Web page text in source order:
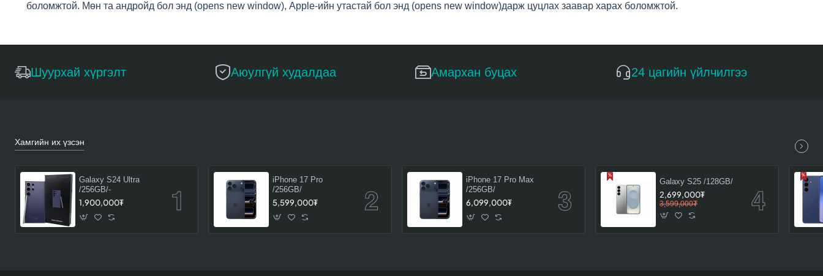
боломжтой. Мөн та андройд бол энд (opens new window), Apple-ийн утастай бол энд (opens new window)дарж цуцлах заавар харах боломжтой.
Шуурхай хүргэлт Аюулгүй худалдаа Амархан буцах 24 цагийн үйлчилгээ
Хамгийн их үзсэн
Galaxy S24 Ultra
/256GB/-
1,900,000₮
iPhone 17 Pro
/256GB/
5,599,000₮
iPhone 17 Pro Max
/256GB/
6,099,000₮
Galaxy S25 /128GB/
2,699,000₮
3,599,000₮